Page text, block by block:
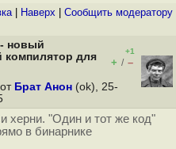
| Наверх Cообщить модератору
новый
компилятор для
+1
+ / –
Брат Анон (ok), 25-
херни. "Один и тот же код"
в бинарнике